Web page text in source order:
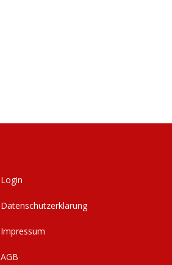
Login
Datenschutzerklärung
Impressum
AGB